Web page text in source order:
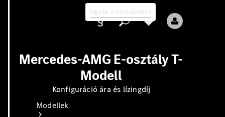
Ajánlattevő/adatvédelmi
irányelvek
Modellek
Mercedes-AMG E-osztály T-
Modell
Konfiguráció ára és lízingdíj